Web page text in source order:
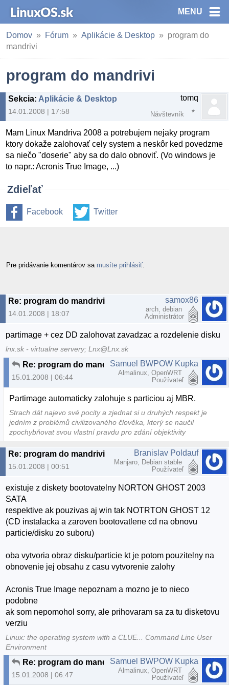
MENU
Domov Fórum Aplikácie & Desktop
program do
mandrivi
program do mandrivi
Sekcia: Aplikácie & Desktop
14.01.2008 | 17:58
tomq
Návštevník
Mam Linux Mandriva 2008 a potrebujem nejaky program
ktory dokaže zalohovať cely system a neskôr ked povedzme
sa niečo "doserie" aby sa do dalo obnoviť. (Vo windows je
to napr.: Acronis True Image, ...)
Zdieľať
Facebook Twitter
Pre pridávanie komentárov sa musíte prihlásiť
Re: program do mandrivi
14.01.2008 | 18:07
samox86
arch, debian
Administrátor
partimage + cez DD zalohovat zavadzac a rozdelenie disku
lnx.sk - virtualne servery; Lnx@Lnx.sk
Re: program do mandrivi
15.01.2008 | 06:44
Samuel BWPOW Kupka
Almalinux, OpenWRT
Používateľ
Partimage automaticky zalohuje s particiou aj MBR.
Strach dát najevo své pocity a zjednat si u druhých respekt je
jedním z problémů civilizovaného člověka, který se naučil
zpochybňovat svou vlastní pravdu pro zdání objektivity
Re: program do mandrivi
15.01.2008 | 00:51
Branislav Poldauf
Manjaro, Debian stable
Používateľ
existuje z diskety bootovatelny NORTON GHOST 2003
SATA
respektive ak pouzivas aj win tak NOTRTON GHOST 12
(CD instalacka a zaroven bootovatlene cd na obnovu
particie/disku zo suboru)
oba vytvoria obraz disku/particie kt je potom pouzitelny na
obnovenie jej obsahu z casu vytvorenie zalohy
Acronis True Image nepoznam a mozno je to nieco
podobne
ak som nepomohol sorry, ale prihovaram sa za tu disketovu
verziu
Linux: the operating system with a CLUE... Command Line User
Environment
Re: program do mandrivi
15.01.2008 | 06:47
Samuel BWPOW Kupka
Almalinux, OpenWRT
Používateľ